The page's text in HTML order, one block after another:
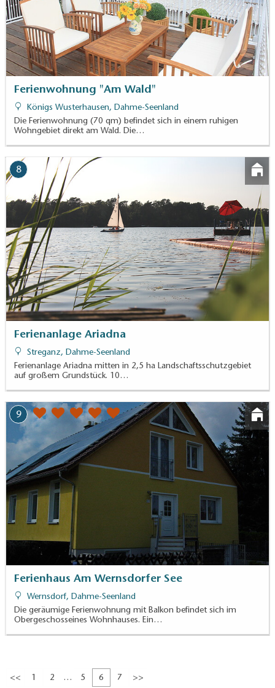
Ferienwohnung "Am Wald"
Königs Wusterhausen, Dahme-Seenland
Die Ferienwohnung (70 qm) befindet sich in einem ruhigen
Wohngebiet direkt am Wald. Die…
8
Ferienanlage Ariadna
Streganz, Dahme-Seenland
Ferienanlage Ariadna mitten in 2,5 ha Landschaftsschutzgebiet
auf großem Grundstück. 10…
9
Ferienhaus Am Wernsdorfer See
Wernsdorf, Dahme-Seenland
Die geräumige Ferienwohnung mit Balkon befindet sich im
Obergeschosseines Wohnhauses. Ein…
<< 1 2 5 6 7 >>